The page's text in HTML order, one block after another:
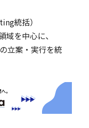
統括）
域を中心に、
立案・実行を統